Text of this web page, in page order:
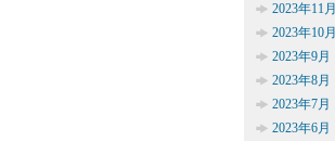
2023年11月
2023年10月
2023年9月
2023年8月
2023年7月
2023年6月